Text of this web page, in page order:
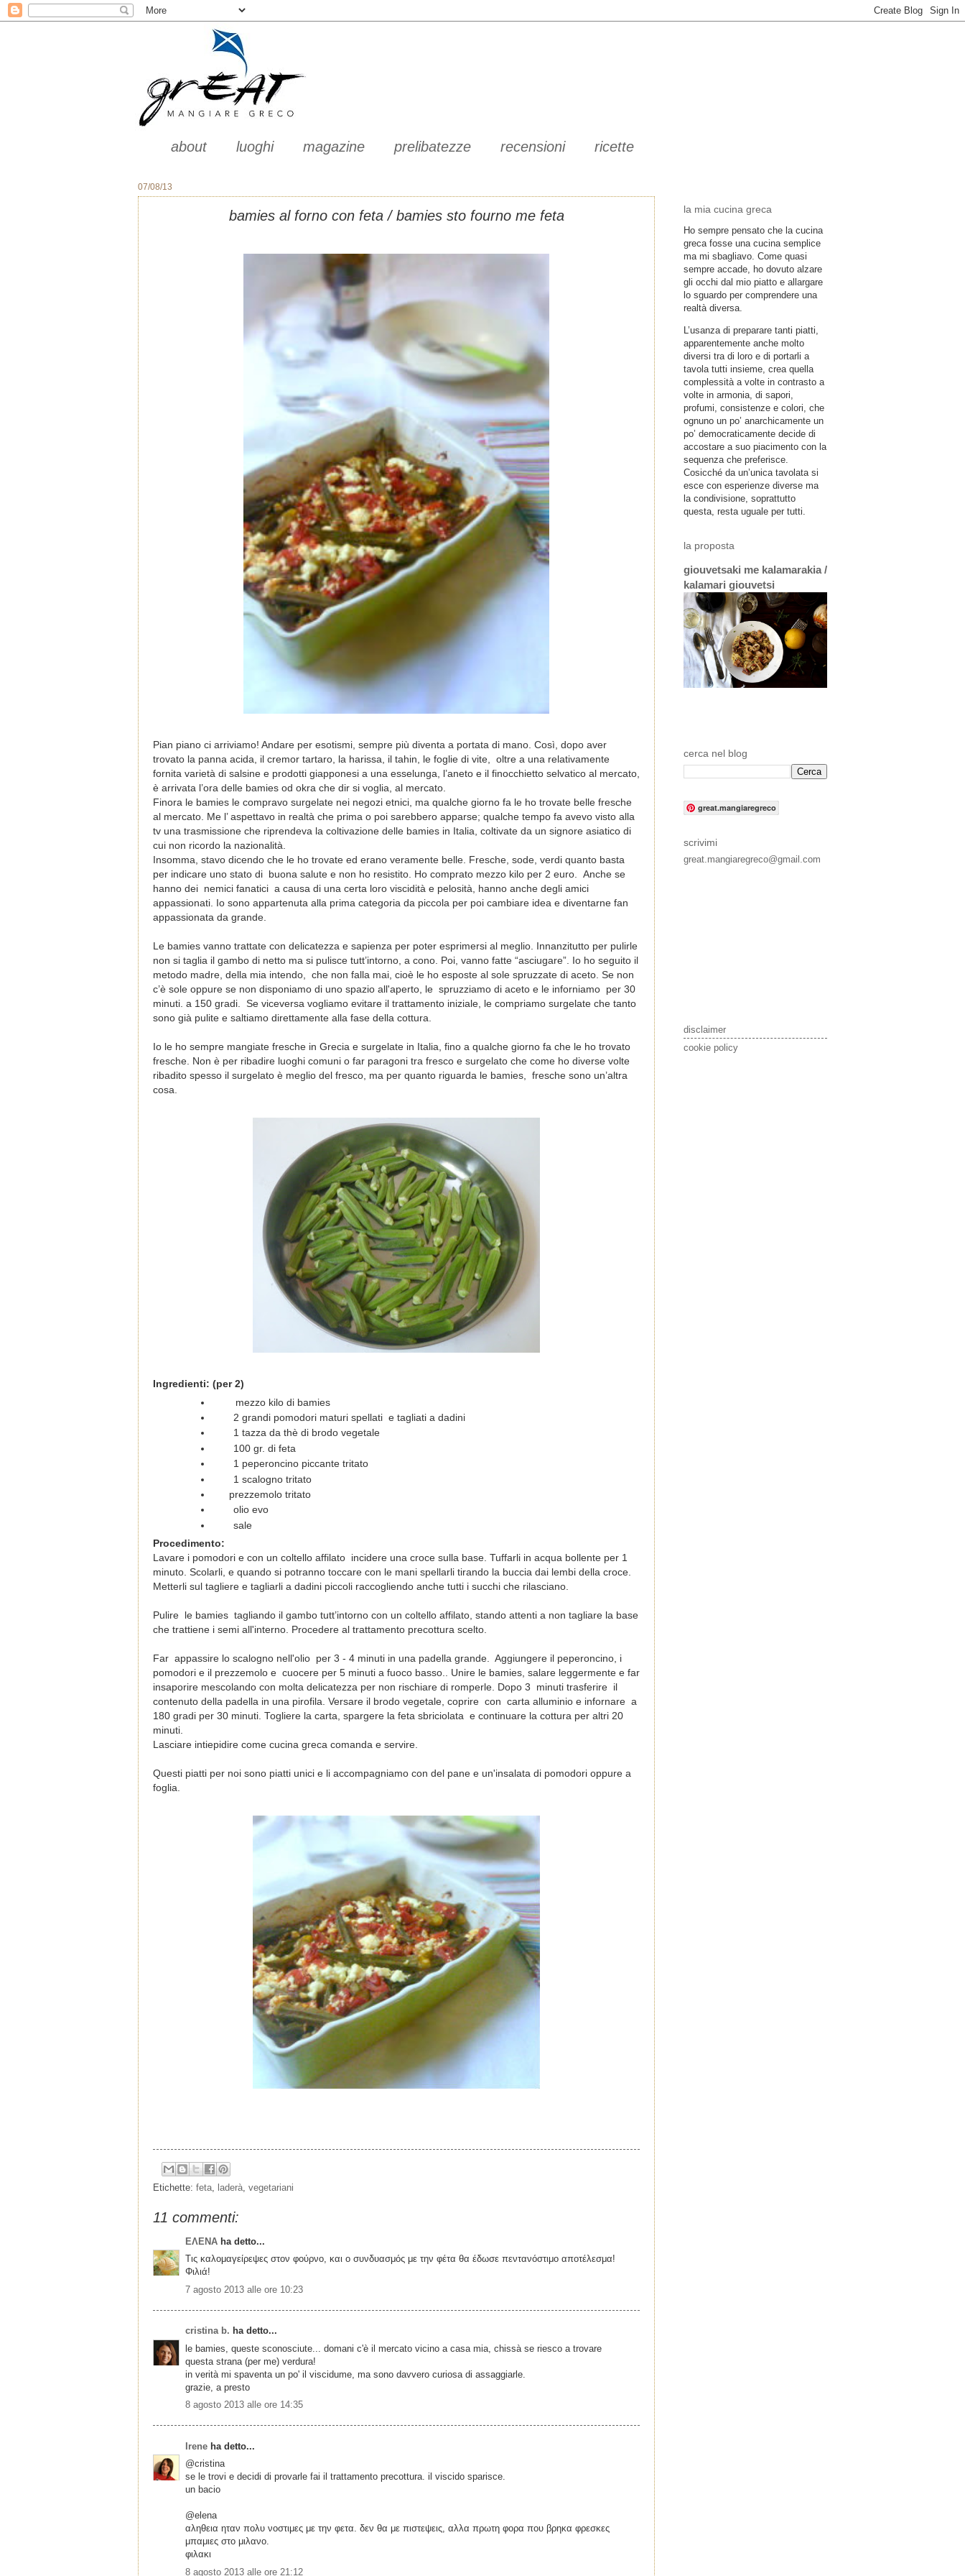
about luoghi magazine prelibatezze recensioni ricette
07/08/13
bamies al forno con feta / bamies sto fourno me feta
Pian piano ci arriviamo! Andare per esotismi, sempre più diventa a portata di mano. Così, dopo aver
trovato la panna acida, il cremor tartaro, la harissa, il tahin, le foglie di vite,
oltre a una relativamente
fornita varietà di salsine e prodotti giapponesi a una esselunga, l’aneto e il finocchietto selvatico al mercato,
è arrivata l’ora delle bamies od okra che dir si voglia, al mercato.
Finora le bamies le compravo surgelate nei negozi etnici, ma qualche giorno fa le ho trovate belle fresche
al mercato. Me l’ aspettavo in realtà che prima o poi sarebbero apparse; qualche tempo fa avevo visto alla
tv una trasmissione che riprendeva la coltivazione delle bamies in Italia, coltivate da un signore asiatico di
cui non ricordo la nazionalità.
Insomma, stavo dicendo che le ho trovate ed erano veramente belle. Fresche, sode, verdi quanto basta
per indicare uno stato di buona salute e non ho resistito. Ho comprato mezzo kilo per 2 euro. Anche se
hanno dei nemici fanatici a causa di una certa loro viscidità e pelosità, hanno anche degli amici
appassionati. Io sono appartenuta alla prima categoria da piccola per poi cambiare idea e diventarne fan
appassionata da grande.
Le bamies vanno trattate con delicatezza e sapienza per poter esprimersi al meglio. Innanzitutto per pulirle
non si taglia il gambo di netto ma si pulisce tutt’intorno, a cono. Poi, vanno fatte “asciugare”. Io ho seguito il
metodo madre, della mia intendo, che non falla mai, cioè le ho esposte al sole spruzzate di aceto. Se non
c’è sole oppure se non disponiamo di uno spazio all'aperto, le spruzziamo di aceto e le inforniamo per 30
minuti. a 150 gradi. Se viceversa vogliamo evitare il trattamento iniziale, le compriamo surgelate che tanto
sono già pulite e saltiamo direttamente alla fase della cottura.
Io le ho sempre mangiate fresche in Grecia e surgelate in Italia, fino a qualche giorno fa che le ho trovato
fresche. Non è per ribadire luoghi comuni o far paragoni tra fresco e surgelato che come ho diverse volte
ribadito spesso il surgelato è meglio del fresco, ma per quanto riguarda le bamies, fresche sono un’altra
cosa.
Ingredienti: (per 2)
mezzo kilo di bamies
2 grandi pomodori maturi spellati e tagliati a dadini
1 tazza da thè di brodo vegetale
100 gr. di feta
1 peperoncino piccante tritato
1 scalogno tritato
prezzemolo tritato
olio evo
sale
Procedimento:
Lavare i pomodori e con un coltello affilato incidere una croce sulla base. Tuffarli in acqua bollente per 1
minuto. Scolarli, e quando si potranno toccare con le mani spellarli tirando la buccia dai lembi della croce.
Metterli sul tagliere e tagliarli a dadini piccoli raccogliendo anche tutti i succhi che rilasciano.
Pulire le bamies tagliando il gambo tutt’intorno con un coltello affilato, stando attenti a non tagliare la base
che trattiene i semi all'interno. Procedere al trattamento precottura scelto.
Far appassire lo scalogno nell'olio per 3 - 4 minuti in una padella grande. Aggiungere il peperoncino, i
pomodori e il prezzemolo e cuocere per 5 minuti a fuoco basso.. Unire le bamies, salare leggermente e far
insaporire mescolando con molta delicatezza per non rischiare di romperle. Dopo 3 minuti trasferire il
contenuto della padella in una pirofila. Versare il brodo vegetale, coprire con carta alluminio e infornare a
180 gradi per 30 minuti. Togliere la carta, spargere la feta sbriciolata e continuare la cottura per altri 20
minuti.
Lasciare intiepidire come cucina greca comanda e servire.
Questi piatti per noi sono piatti unici e li accompagniamo con del pane e un'insalata di pomodori oppure a
foglia.
Etichette: feta laderà vegetariani
11 commenti:
ΕΛΕΝΑ ha detto...
Τις καλομαγείρεψες στον φούρνο, και ο συνδυασμός με την φέτα θα έδωσε πεντανόστιμο αποτέλεσμα!
Φιλιά!
7 agosto 2013 alle ore 10:23
cristina b. ha detto...
le bamies, queste sconosciute... domani c'è il mercato vicino a casa mia, chissà se riesco a trovare
questa strana (per me) verdura!
in verità mi spaventa un po' il viscidume, ma sono davvero curiosa di assaggiarle.
grazie, a presto
8 agosto 2013 alle ore 14:35
Irene ha detto...
@cristina
se le trovi e decidi di provarle fai il trattamento precottura. il viscido sparisce.
un bacio
@elena
αληθεια ηταν πολυ νοστιμες με την φετα. δεν θα με πιστεψεις, αλλα πρωτη φορα που βρηκα φρεσκες
μπαμιες στο μιλανο.
φιλακι
8 agosto 2013 alle ore 21:12
la mia cucina greca
Ho sempre pensato che la cucina
greca fosse una cucina semplice
ma mi sbagliavo. Come quasi
sempre accade, ho dovuto alzare
gli occhi dal mio piatto e allargare
lo sguardo per comprendere una
realtà diversa.
L’usanza di preparare tanti piatti,
apparentemente anche molto
diversi tra di loro e di portarli a
tavola tutti insieme, crea quella
complessità a volte in contrasto a
volte in armonia, di sapori,
profumi, consistenze e colori, che
ognuno un po’ anarchicamente un
po’ democraticamente decide di
accostare a suo piacimento con la
sequenza che preferisce.
Cosicché da un’unica tavolata si
esce con esperienze diverse ma
la condivisione, soprattutto
questa, resta uguale per tutti.
la proposta
giouvetsaki me kalamarakia /
kalamari giouvetsi
cerca nel blog
great.mangiaregreco
scrivimi
great.mangiaregreco@gmail.com
disclaimer
cookie policy